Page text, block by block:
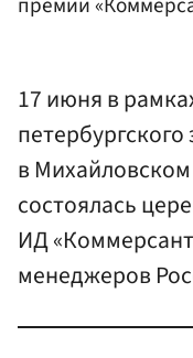
17 июня в
в
состоялась
ИД
менеджеров